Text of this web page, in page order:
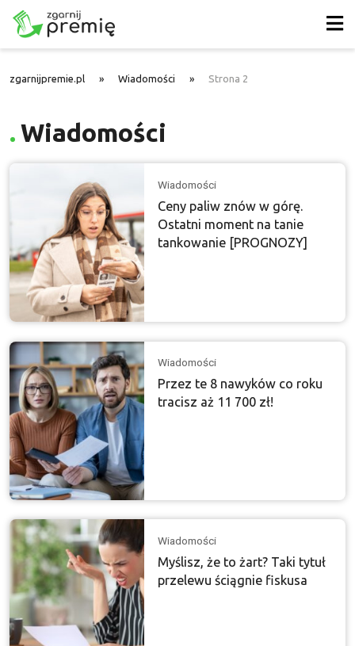
zgarnijpremie.pl » Wiadomości » Strona 2
Wiadomości
Wiadomości
Ceny paliw znów w górę.
Ostatni moment na tanie
tankowanie [PROGNOZY]
Wiadomości
Przez te 8 nawyków co roku
tracisz aż 11 700 zł!
Wiadomości
Myślisz, że to żart? Taki tytuł
przelewu ściągnie fiskusa